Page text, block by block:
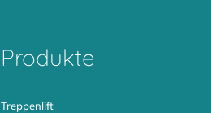
Produkte
Treppenlift